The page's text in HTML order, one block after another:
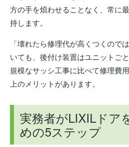
方の手を煩わせることなく、常に
持します。
「壊れたら修理代が高くつくので
いても、後付け装置はユニットご
規模なサッシ工事に比べて修理費
上のメリットがあります。
実務者がLIXILドア
めの5ステップ